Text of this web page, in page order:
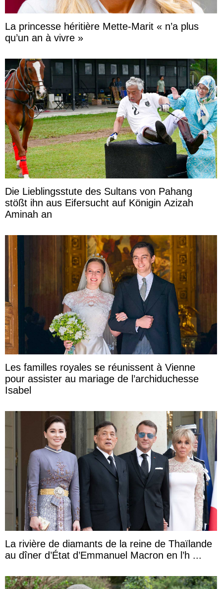
La princesse héritière Mette-Marit « n’a plus
qu’un an à vivre »
Die Lieblingsstute des Sultans von Pahang
stößt ihn aus Eifersucht auf Königin Azizah
Aminah an
Les familles royales se réunissent à Vienne
pour assister au mariage de l’archiduchesse
Isabel
La rivière de diamants de la reine de Thaïlande
au dîner d’État d’Emmanuel Macron en l’h ...